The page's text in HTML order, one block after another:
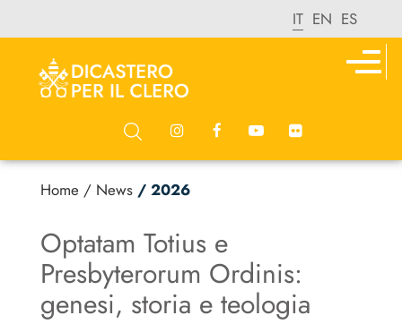
IT EN ES
Home / News / 2026
Optatam Totius e
Presbyterorum Ordinis:
genesi, storia e teologia